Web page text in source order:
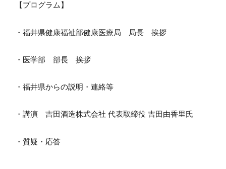
【プログラム】
・福井県健康福祉部健康医療局 局長 挨拶
・医学部 部長 挨拶
・福井県からの説明・連絡等
・講演 吉田酒造株式会社 代表取締役 吉田由香里氏
・質疑・応答